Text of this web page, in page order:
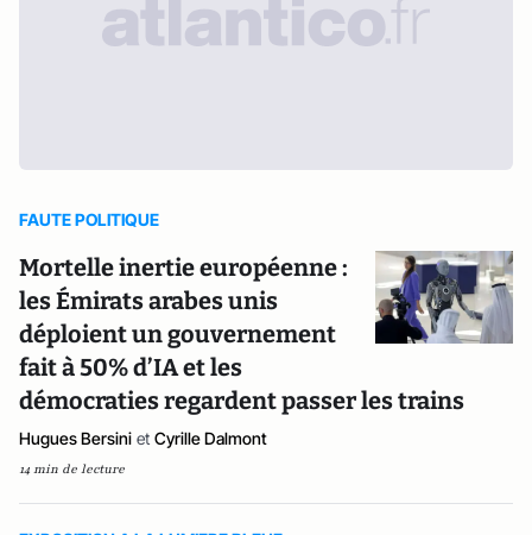
FAUTE POLITIQUE
Mortelle inertie européenne :
les Émirats arabes unis
déploient un gouvernement
fait à 50% d’IA et les
démocraties regardent passer les trains
Hugues Bersini et Cyrille Dalmont
14 min de lecture